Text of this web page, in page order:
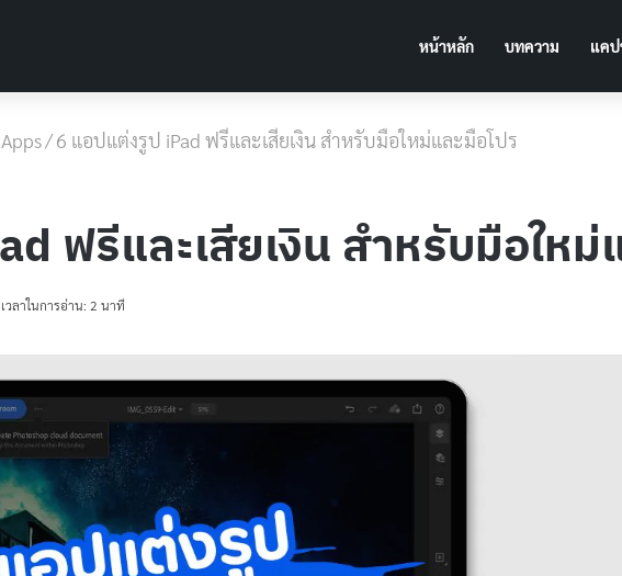
หน้าหลัก บทความ แค
/6 แอปแต่งรูป iPad ฟรีและเสียเงิน สำหรับมือใหม่และมือโปร
ฟรีและเสียเงิน สำหรับมือใหม่
เวลาในการอ่าน: 2 นาที